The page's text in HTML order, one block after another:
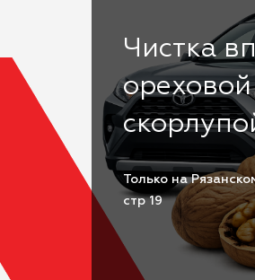
Чистка
ореховой
Только на
стр 19